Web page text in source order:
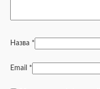
Назва *
Email *